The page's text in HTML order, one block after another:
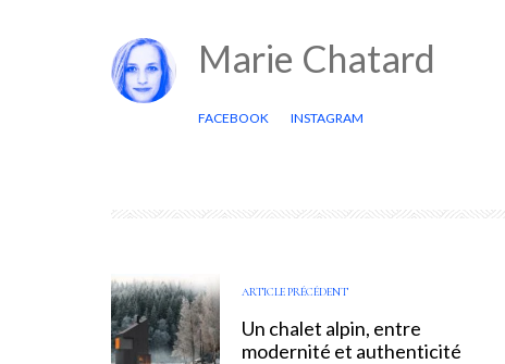
Marie Chatard
FACEBOOK INSTAGRAM
ARTICLE PRÉCÉDENT
Un chalet alpin, entre
modernité et authenticité